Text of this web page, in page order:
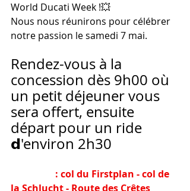
World Ducati Week !💥
Nous nous réunirons pour célébrer
notre passion le samedi 7 mai.
Rendez-vous à la
concession dès 9h00 où
un petit déjeuner vous
sera offert, ensuite
départ pour un ride
𝗱'environ 2h30
: col du Firstplan - col de
la Schlucht - Route des Crêtes